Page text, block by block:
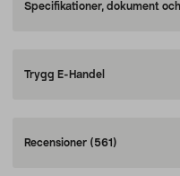
Specifikationer, dokument
Trygg E-Handel
Recensioner (561)